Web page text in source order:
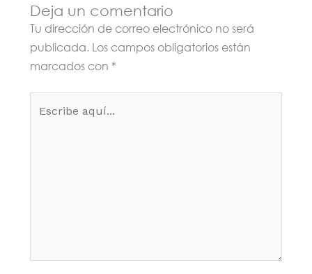
Deja un comentario
Tu dirección de correo electrónico no será
publicada. Los campos obligatorios están
marcados con *